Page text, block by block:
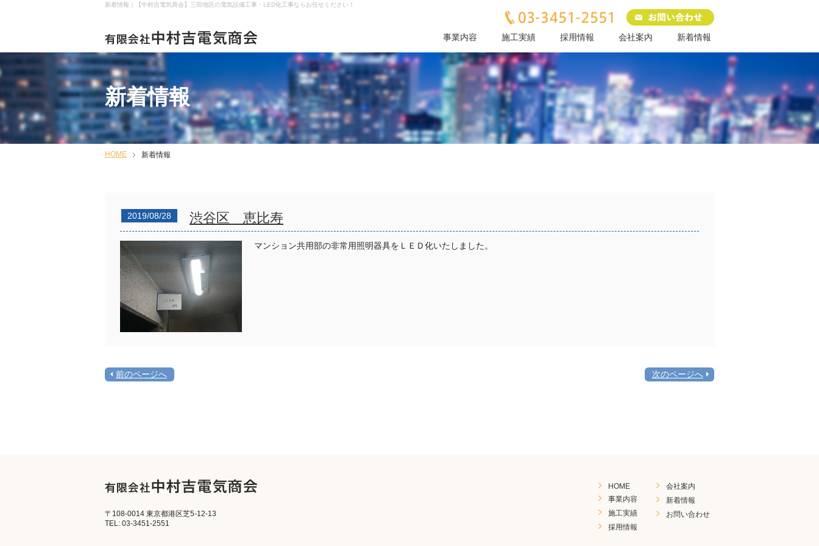
新着情報｜【中村吉電気商会】三田地区の電気設備工事・LED化工事ならお任せください！
事業内容 施工実績 採用情報 会社案内 新着情報
新着情報
HOME 新着情報
2019/08/28 渋谷区 恵比寿
マンション共用部の非常用照明器具をＬＥＤ化いたしました。
前のページへ 次のページへ
〒108-0014 東京都港区芝5-12-13
TEL: 03-3451-2551
HOME
会社案内
事業内容
新着情報
施工実績
お問い合わせ
採用情報